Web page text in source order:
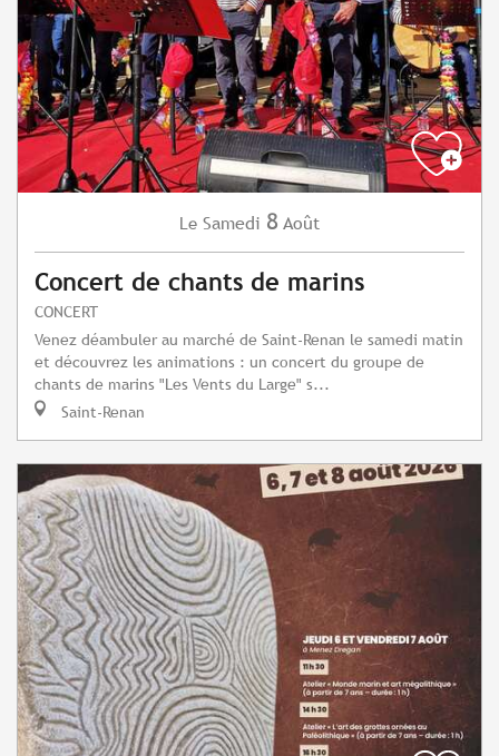
Le Samedi 8 Août
Concert de chants de marins
CONCERT
Venez déambuler au marché de Saint-Renan le samedi matin
et découvrez les animations : un concert du groupe de
chants de marins "Les Vents du Large" s...
Saint-Renan